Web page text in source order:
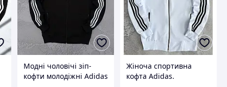
Модні чоловічі зіп-
кофти молодіжні Adidas
Жіноча спортивна
кофта Adidas.